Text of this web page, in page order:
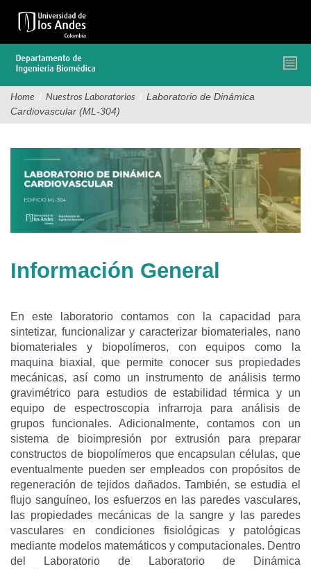
contenido
Home / Nuestros Laboratorios / Laboratorio de Dinámica
Cardiovascular (ML-304)
Información General
En este laboratorio contamos con la capacidad para
sintetizar, funcionalizar y caracterizar biomateriales, nano
biomateriales y biopolímeros, con equipos como la
maquina biaxial, que permite conocer sus propiedades
mecánicas, así como un instrumento de análisis termo
gravimétrico para estudios de estabilidad térmica y un
equipo de espectroscopia infrarroja para análisis de
grupos funcionales. Adicionalmente, contamos con un
sistema de bioimpresión por extrusión para preparar
constructos de biopolímeros que encapsulan células, que
eventualmente pueden ser empleados con propósitos de
regeneración de tejidos dañados. También, se estudia el
flujo sanguíneo, los esfuerzos en las paredes vasculares,
las propiedades mecánicas de la sangre y las paredes
vasculares en condiciones fisiológicas y patológicas
mediante modelos matemáticos y computacionales. Dentro
del Laboratorio de Laboratorio de Dinámica